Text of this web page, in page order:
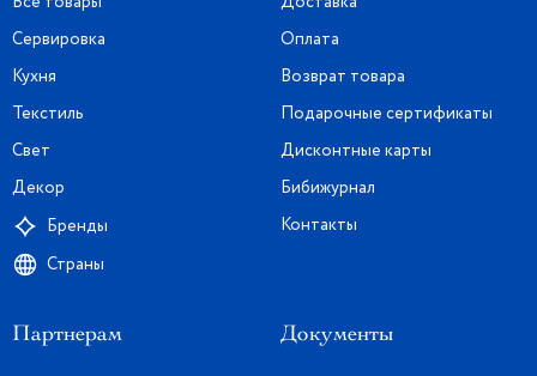
Сервировка
Кухня
Текстиль
Свет
Декор
Бренды
Страны
Оплата
Возврат товара
Подарочные сертификаты
Дисконтные карты
Бибижурнал
Контакты
Партнерам Документы